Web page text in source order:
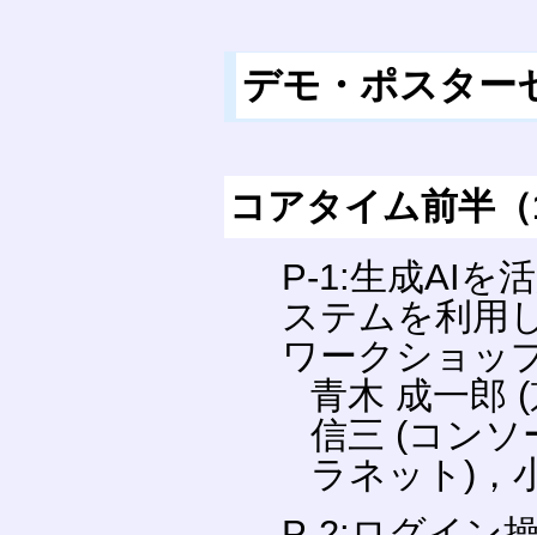
デモ・ポスター
コアタイム前半
P-1:生成AIを
ステムを利用
ワークショッ
青木 成一郎
信三 (コンソ
ラネット)，